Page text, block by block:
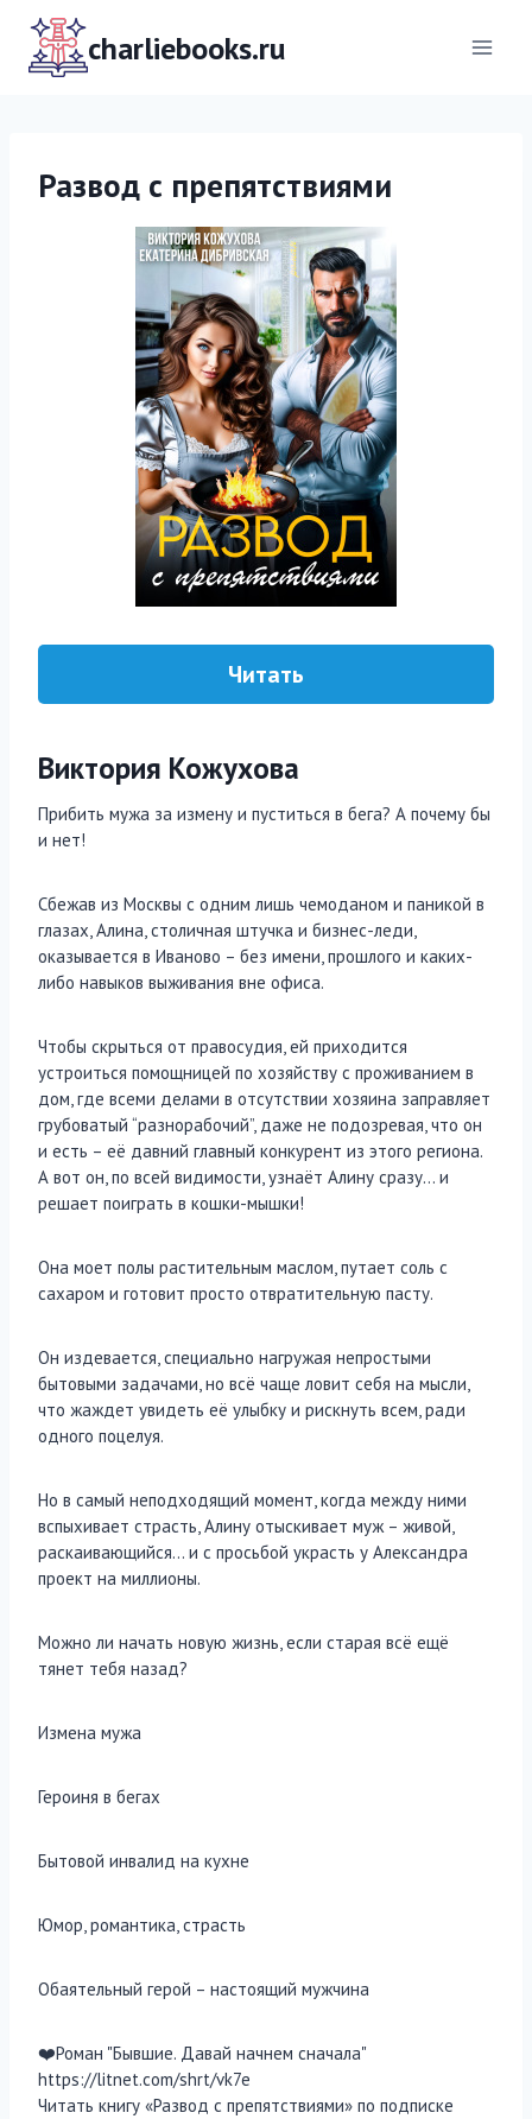
Перейти
содержимомуcharliebooks.ru
Развод с препятствиями
Читать
Виктория Кожухова
Прибить мужа за измену и пуститься в бега? А почему бы
и нет!
Сбежав из Москвы с одним лишь чемоданом и паникой в
глазах, Алина, столичная штучка и бизнес-леди,
оказывается в Иваново – без имени, прошлого и каких-
либо навыков выживания вне офиса.
Чтобы скрыться от правосудия, ей приходится
устроиться помощницей по хозяйству с проживанием в
дом, где всеми делами в отсутствии хозяина заправляет
грубоватый “разнорабочий”, даже не подозревая, что он
и есть – её давний главный конкурент из этого региона.
А вот он, по всей видимости, узнаёт Алину сразу… и
решает поиграть в кошки-мышки!
Она моет полы растительным маслом, путает соль с
сахаром и готовит просто отвратительную пасту.
Он издевается, специально нагружая непростыми
бытовыми задачами, но всё чаще ловит себя на мысли,
что жаждет увидеть её улыбку и рискнуть всем, ради
одного поцелуя.
Но в самый неподходящий момент, когда между ними
вспыхивает страсть, Алину отыскивает муж – живой,
раскаивающийся… и с просьбой украсть у Александра
проект на миллионы.
Можно ли начать новую жизнь, если старая всё ещё
тянет тебя назад?
Измена мужа
Героиня в бегах
Бытовой инвалид на кухне
Юмор, романтика, страсть
Обаятельный герой – настоящий мужчина
‍❤️‍Роман "Бывшие. Давай начнем сначала"
https://litnet.com/shrt/vk7e
Читать книгу «Развод с препятствиями» по подписке